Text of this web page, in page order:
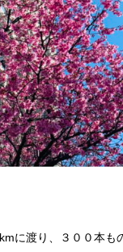
に渡り、３００本も